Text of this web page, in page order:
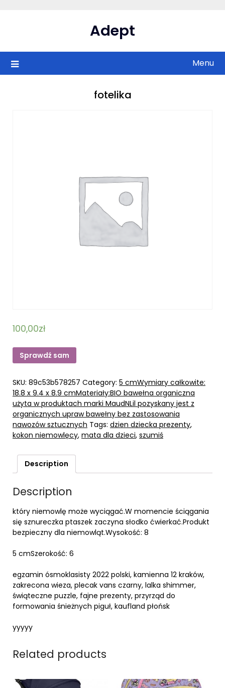
Adept
Menu
fotelika
100,00zł
Sprawdź sam
SKU: 89c53b578257 Category: 5 cmWymiary całkowite:
18.8 x 9.4 x 8.9 cmMateriały:BIO bawełna organiczna
użyta w produktach marki MaudNLil pozyskany jest z
organicznych upraw bawełny bez zastosowania
nawozów sztucznych Tags: dzien dziecka prezenty,
kokon niemowlęcy, mata dla dzieci, szumiś
Description
Description
który niemowlę może wyciągać.W momencie ściągania
się sznureczka ptaszek zaczyna słodko ćwierkać.Produkt
bezpieczny dla niemowląt.Wysokość: 8
5 cmSzerokość: 6
egzamin ósmoklasisty 2022 polski, kamienna 12 kraków,
zakrecona wieza, plecak vans czarny, lalka shimmer,
świąteczne puzzle, fajne prezenty, przyrząd do
formowania śnieżnych piguł, kaufland płońsk
yyyyy
Related products